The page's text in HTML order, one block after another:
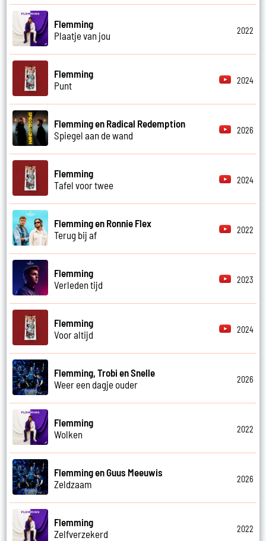
Flemming
Plaatje van jou
2022
Flemming
Punt
2024
Flemming en Radical Redemption
Spiegel aan de wand
2026
Flemming
Tafel voor twee
2024
Flemming en Ronnie Flex
Terug bij af
2022
Flemming
Verleden tijd
2023
Flemming
Voor altijd
2024
Flemming, Trobi en Snelle
Weer een dagje ouder
2026
Flemming
Wolken
2022
Flemming en Guus Meeuwis
Zeldzaam
2026
Flemming
Zelfverzekerd
2022